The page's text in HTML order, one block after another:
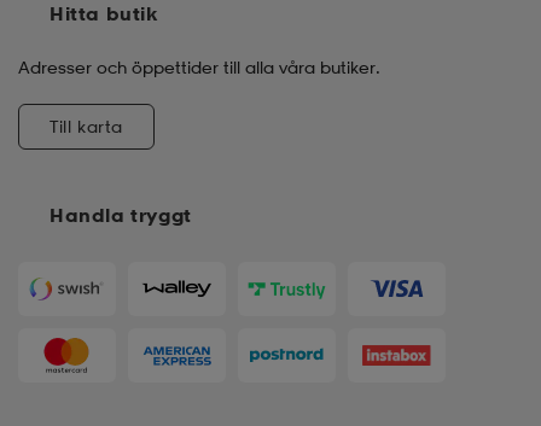
Handla tryggt
Hitta butik
Adresser och öppettider till alla våra butiker.
Till karta